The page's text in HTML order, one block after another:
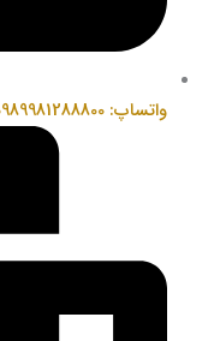
واتساپ: 00989981288800